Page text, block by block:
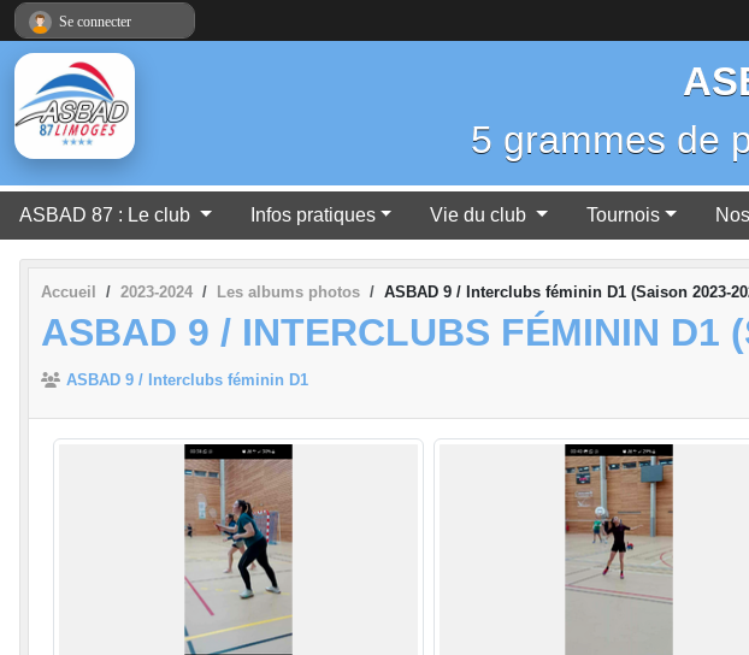
5 grammes de
ASBAD 87 : Le club Infos pratiques Vie du club Tournois
Accueil 2023-2024 Les albums photos ASBAD 9 / Interclubs féminin D1 (Saison 2023-
ASBAD 9 / INTERCLUBS FÉMININ D1
ASBAD 9 / Interclubs féminin D1
Se connecter
Panneau de gestion des cookies